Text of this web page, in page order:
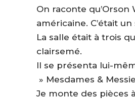
On raconte
américaine. C’était
La salle était à trois
clairsemé.
Il se présenta lui-
» Mesdames &
Je monte des pièces